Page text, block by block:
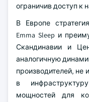
ограничив доступ
В Европе
Emma Sleep и
Скандинавии и
аналогичную
производителей,
в
мощностей для